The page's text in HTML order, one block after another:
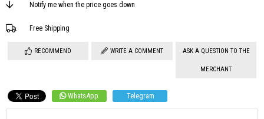
Notify me when the price goes down
Free Shipping
RECOMMEND WRITE A COMMENT ASK A QUESTION TO THE
MERCHANT
WhatsApp Telegram